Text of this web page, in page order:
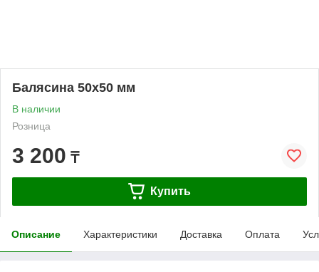
Балясина 50х50 мм
В наличии
Розница
3 200 ₸
Купить
Описание Характеристики Доставка Оплата